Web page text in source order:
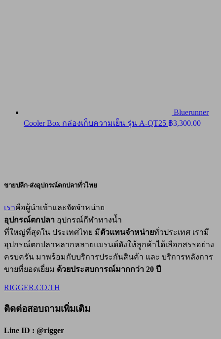
Bluerunner
Cooler Box กล่องเก็บความเย็น รุ่น A-QT25 ฿3,300.00
ขายปลีก-ส่งอุปกรณ์ตกปลาทั่วไทย
เราคือผู้นำเข้าและจัดจำหน่าย
อุปกรณ์ตกปลา อุปกรณ์กีฬาทางน้ำ
ที่ใหญ่ที่สุดใน ประเทศไทย มีตัวแทนจำหน่ายทั่วประเทศ เรามี
อุปกรณ์ตกปลาหลากหลายแบรนด์ดังให้ลูกค้าได้เลือกสรรอย่าง
ครบครัน มาพร้อมกับบริการประกันสินค้า และ บริการหลังการ
ขายที่ยอดเยี่ยม ด้วยประสบการณ์มากกว่า 20 ปี
RIGGER.CO.TH
ติดต่อสอบถามเพิ่มเติม
Line ID : @rigger